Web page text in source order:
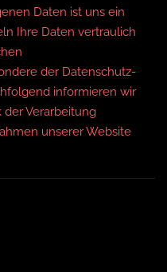
Daten ist uns ein
Ihre Daten vertraulich
der Datenschutz-
informieren wir
Verarbeitung
unserer Website